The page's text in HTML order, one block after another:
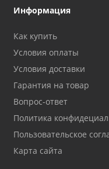
Информация
Как купить
Условия оплаты
Условия доставки
Гарантия на товар
Вопрос-ответ
Политика
Пользовательское
Карта сайта